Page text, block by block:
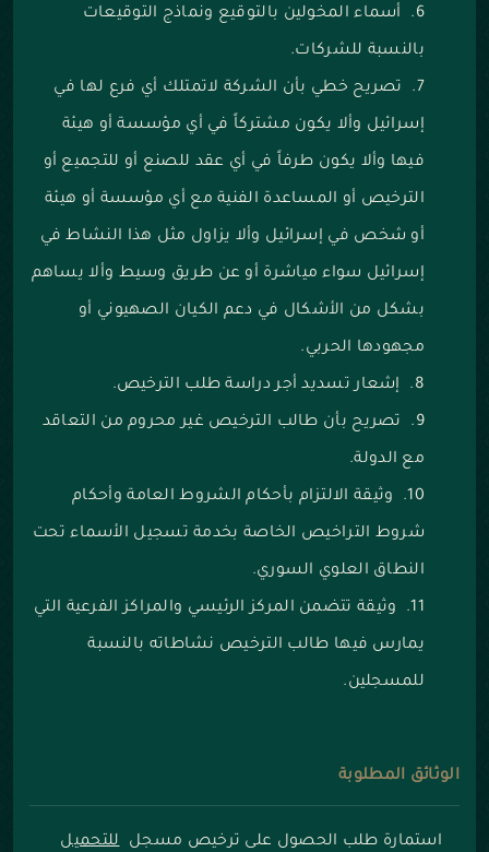
أسماء المخولين بالتوقيع ونماذج التوقيعات
بالنسبة للشركات.
تصريح خطي بأن الشركة لاتمتلك أي فرع لها في
إسرائيل وألا يكون مشتركاً في أي مؤسسة أو هيئة
فيها وألا يكون طرفاً في أي عقد للصنع أو للتجميع أو
الترخيص أو المساعدة الفنية مع أي مؤسسة أو هيئة
أو شخص في إسرائيل وألا يزاول مثل هذا النشاط في
إسرائيل سواء مياشرة أو عن طريق وسيط وألا يساهم
بشكل من الأشكال في دعم الكيان الصهيوني أو
مجهودها الحربي.
إشعار تسديد أجر دراسة طلب الترخيص.
تصريح بأن طالب الترخيص غير محروم من التعاقد
مع الدولة.
وثيقة الالتزام بأحكام الشروط العامة وأحكام
شروط التراخيص الخاصة بخدمة تسجيل الأسماء تحت
النطاق العلوي السوري.
وثيقة تتضمن المركز الرئيسي والمراكز الفرعية التي
يمارس فيها طالب الترخيص نشاطاته بالنسبة
للمسجلين.
الوثائق المطلوبة
استمارة طلب الحصول على ترخيص مسجلللتحميل